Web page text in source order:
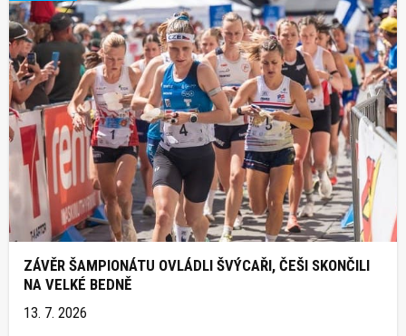
ZÁVĚR ŠAMPIONÁTU OVLÁDLI ŠVÝCAŘI, ČEŠI SKONČILI
NA VELKÉ BEDNĚ
13. 7. 2026